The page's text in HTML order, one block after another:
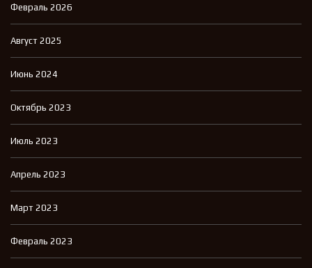
Февраль 2026
Август 2025
Июнь 2024
Октябрь 2023
Июль 2023
Апрель 2023
Март 2023
Февраль 2023